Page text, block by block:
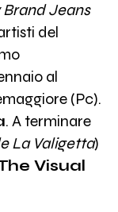
Jeans
del
al
(Pc).
. A terminare
La Valigetta)
Visual